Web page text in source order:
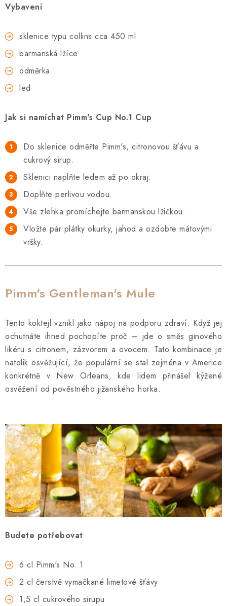
Vybavení
sklenice typu collins cca 450 ml
barmanská lžíce
odměrka
led
Jak si namíchat Pimm's Cup No.1 Cup
Do sklenice odměřte Pimm's, citronovou šťávu a
cukrový sirup.
Sklenici naplňte ledem až po okraj.
Doplňte perlivou vodou.
Vše zlehka promíchejte barmanskou lžičkou.
Vložte pár plátky okurky, jahod a ozdobte mátovými
vršky.
Pimm's Gentleman's Mule
Tento koktejl vznikl jako nápoj na podporu zdraví. Když jej
ochutnáte ihned pochopíte proč – jde o směs ginového
likéru s citronem, zázvorem a ovocem. Tato kombinace je
natolik osvěžující, že populární se stal zejména v Americe
konkrétně v New Orleans, kde lidem přinášel kýžené
osvěžení od pověstného jižanského horka.
Budete potřebovat
6 cl Pimm's No. 1
2 cl čerstvě vymačkané limetové šťávy
1,5 cl cukrového sirupu